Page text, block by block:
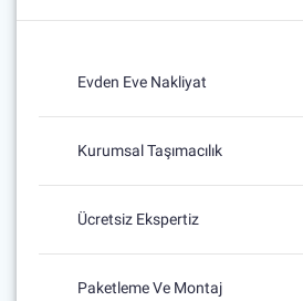
Evden Eve Nakliyat
Kurumsal Taşımacılık
Ücretsiz Ekspertiz
Paketleme Ve Montaj